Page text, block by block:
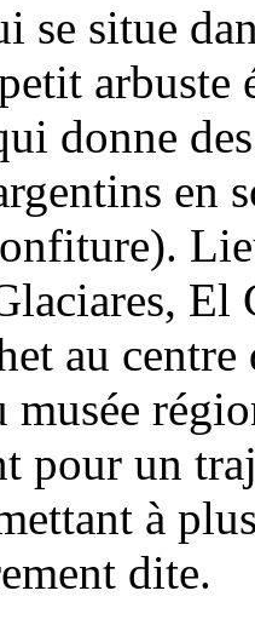
se situe
arbuste
donne
en
El
au
musée
pour un
à
dite.